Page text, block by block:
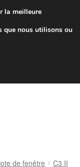
7 EUR
h à 16 h
de fenêtre
C3 II
la meilleure
que nous utilisons ou